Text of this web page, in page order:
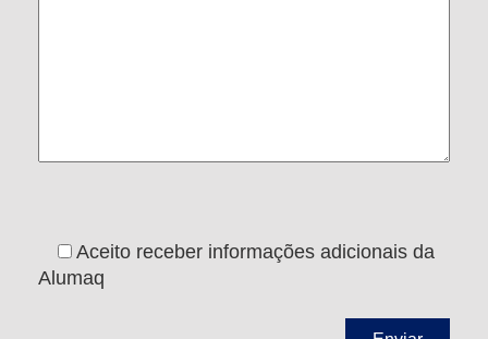
Aceito receber informações adicionais da
Alumaq